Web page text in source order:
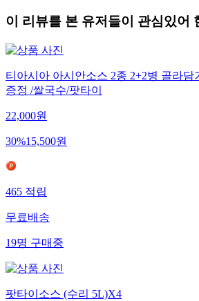
이 리뷰를 본 유저들이 관심있어
티아시아 아시안소스 2종 2+2병 골라담
증정 /쌀국수/팟타이
22,000원
30%15,500원
465 적립
무료배송
19명 구매중
팟타이소스 (수리 5L)X4